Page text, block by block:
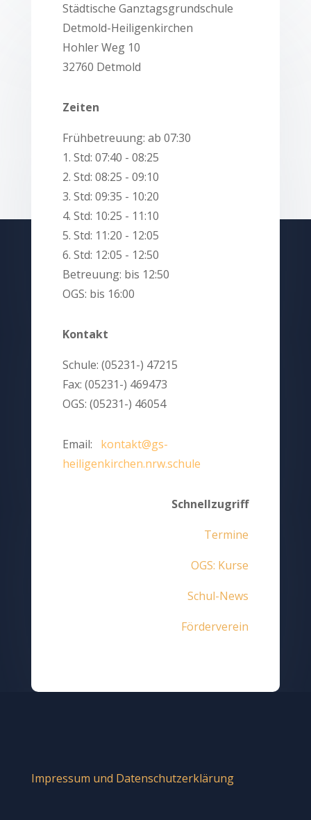
Städtische Ganztagsgrundschule
Detmold-Heiligenkirchen
Hohler Weg 10
32760 Detmold
Zeiten
Frühbetreuung: ab 07:30
1. Std: 07:40 - 08:25
2. Std: 08:25 - 09:10
3. Std: 09:35 - 10:20
4. Std: 10:25 - 11:10
5. Std: 11:20 - 12:05
6. Std: 12:05 - 12:50
Betreuung: bis 12:50
OGS: bis 16:00
Kontakt
Schule: (05231-) 47215
Fax: (05231-) 469473
OGS: (05231-) 46054
Email: kontakt@gs-
heiligenkirchen.nrw.schule
Schnellzugriff
Termine
OGS: Kurse
Schul-News
Förderverein
Impressum und Datenschutzerklärung